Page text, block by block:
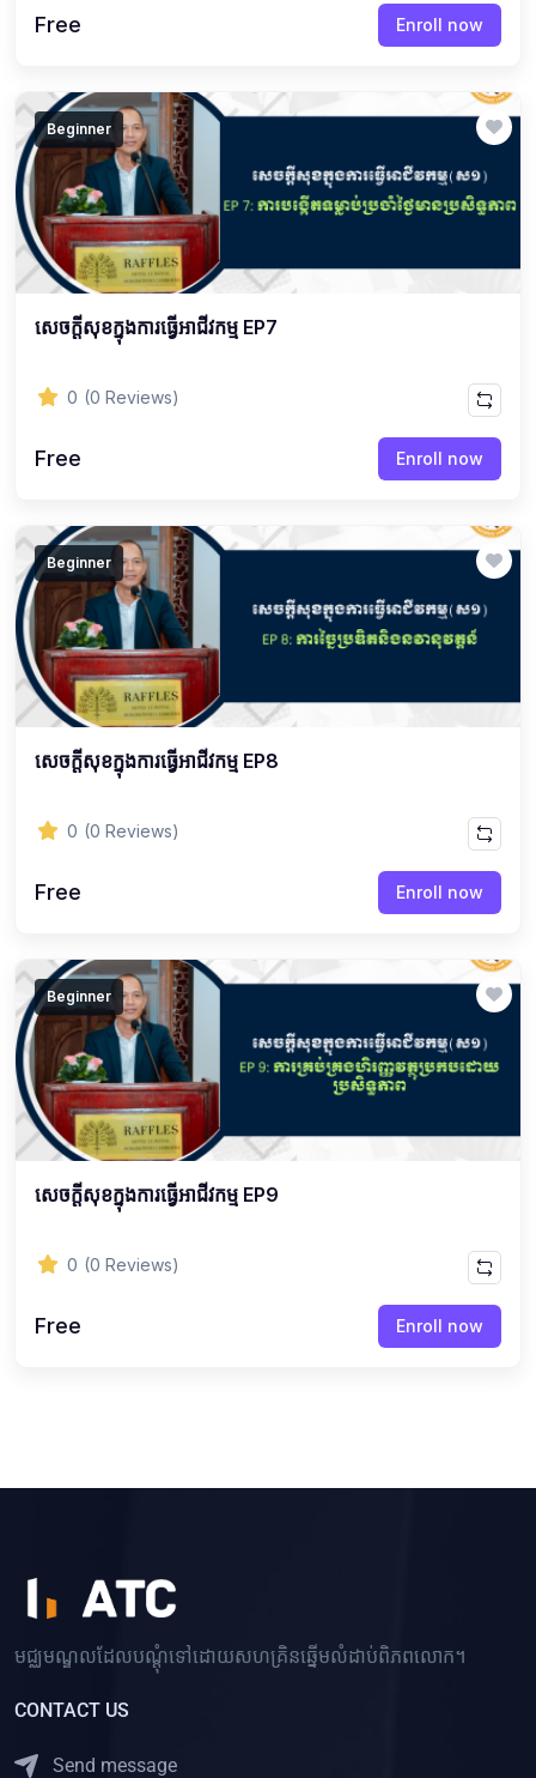
Free Enroll now
Beginner
សេចក្ដីសុខក្នុងការធ្វើអាជីវកម្ម EP7
0 (0 Reviews)
Free Enroll now
Beginner
សេចក្ដីសុខក្នុងការធ្វើអាជីវកម្ម EP8
0 (0 Reviews)
Free Enroll now
Beginner
សេចក្ដីសុខក្នុងការធ្វើអាជីវកម្ម EP9
0 (0 Reviews)
Free Enroll now
មជ្ឈមណ្ឌលដែលបណ្ដុំទៅដោយសហគ្រិនឆ្នើមលំដាប់ពិភពលោក។
CONTACT US
Send message